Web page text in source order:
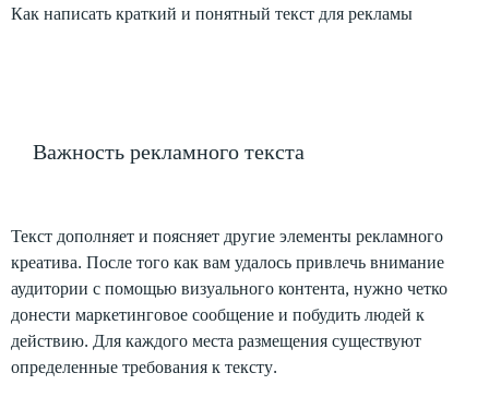
Как написать краткий и понятный текст для рекламы
Важность рекламного текста
Текст дополняет и поясняет другие элементы рекламного
креатива. После того как вам удалось привлечь внимание
аудитории с помощью визуального контента, нужно четко
донести маркетинговое сообщение и побудить людей к
действию. Для каждого места размещения существуют
определенные требования к тексту.